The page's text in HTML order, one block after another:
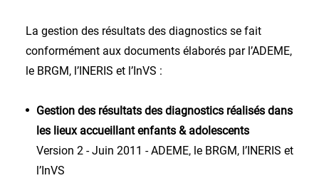
La gestion des résultats des diagnostics se fait
conformément aux documents élaborés par l’ADEME,
le BRGM, l’INERIS et l’InVS :
Gestion des résultats des diagnostics réalisés dans
les lieux accueillant enfants & adolescents
Version 2 - Juin 2011 - ADEME, le BRGM, l’INERIS et
l’InVS